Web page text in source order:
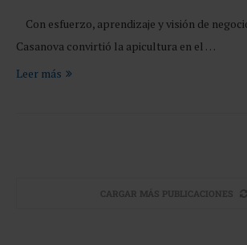
Con esfuerzo, aprendizaje y visión de
Casanova convirtió la apicultura en el …
Leer más
CARGAR MÁS PUBLICACIONES